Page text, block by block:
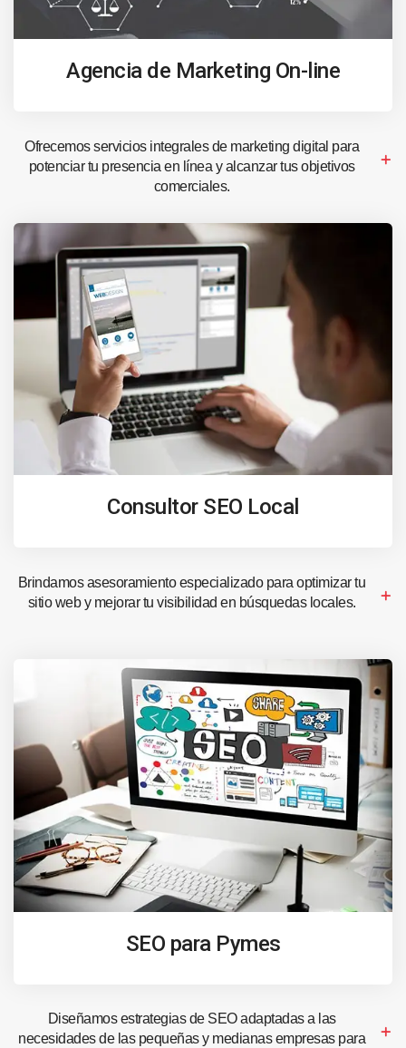
Agencia de Marketing On-line
Ofrecemos servicios integrales de marketing digital para
potenciar tu presencia en línea y alcanzar tus objetivos
comerciales.
Consultor SEO Local
Brindamos asesoramiento especializado para optimizar tu
sitio web y mejorar tu visibilidad en búsquedas locales.
SEO para Pymes
Diseñamos estrategias de SEO adaptadas a las
necesidades de las pequeñas y medianas empresas para